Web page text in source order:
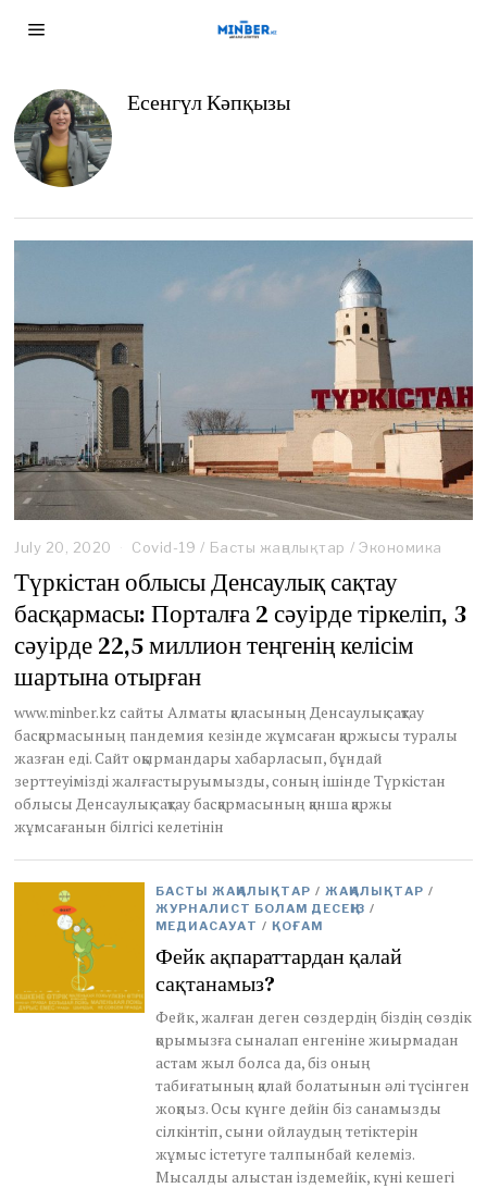
Есенгүл Кәпқызы
July 20, 2020
n
3
0
2
2
1
Covid-19 / Басты жаңалықтар / Экономика
Түркістан облысы Денсаулық сақтау
басқармасы: Порталға 2 сәуірде тіркеліп, 3
сәуірде 22,5 миллион теңгенің келісім
шартына отырған
www.minber.kz сайты Алматы қаласының Денсаулық сақтау
басқармасының пандемия кезінде жұмсаған қаржысы туралы
жазған еді. Сайт оқырмандары хабарласып, бұндай
зерттеуімізді жалғастыруымызды, соның ішінде Түркістан
облысы Денсаулық сақтау басқармасының қанша қаржы
жұмсағанын білгісі келетінін
БАСТЫ ЖАҢАЛЫҚТАР / ЖАҢАЛЫҚТАР /
ЖУРНАЛИСТ БОЛАМ ДЕСЕҢІЗ /
МЕДИАСАУАТ / ҚОҒАМ
Фейк ақпараттардан қалай
сақтанамыз?
Фейк, жалған деген сөздердің біздің сөздік
қорымызға сыналап енгеніне жиырмадан
астам жыл болса да, біз оның
табиғатының қалай болатынын әлі түсінген
жоқпыз. Осы күнге дейін біз санамызды
сілкінтіп, сыни ойлаудың тетіктерін
жұмыс істетуге талпынбай келеміз.
Мысалды алыстан іздемейік, күні кешегі